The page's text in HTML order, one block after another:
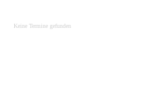
Keine Termine gefunden